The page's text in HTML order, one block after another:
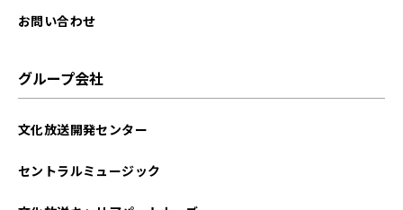
お問い合わせ
グループ会社
文化放送開発センター
セントラルミュージック